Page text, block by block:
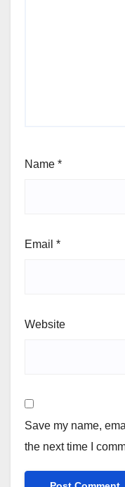
Name *
Email *
Website
Save my name,
the next time I